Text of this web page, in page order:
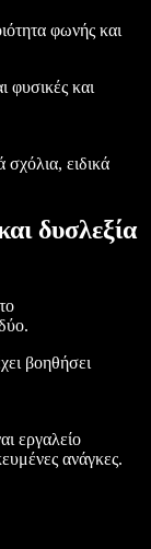
φωνής και
φυσικές και
ειδικά
δυσλεξία
βοηθήσει
εργαλείο
ανάγκες.